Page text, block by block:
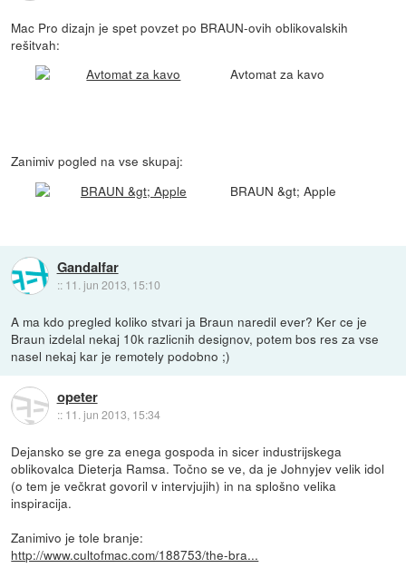
Mac Pro dizajn je spet povzet po BRAUN-ovih oblikovalskih
rešitvah:
Avtomat za kavo
Zanimiv pogled na vse skupaj:
BRAUN &gt; Apple
Gandalfar
:: 11. jun 2013, 15:10
A ma kdo pregled koliko stvari ja Braun naredil ever? Ker ce je
Braun izdelal nekaj 10k razlicnih designov, potem bos res za vse
nasel nekaj kar je remotely podobno ;)
opeter
:: 11. jun 2013, 15:34
Dejansko se gre za enega gospoda in sicer industrijskega
oblikovalca Dieterja Ramsa. Točno se ve, da je Johnyjev velik idol
(o tem je večkrat govoril v intervjujih) in na splošno velika
inspiracija.
Zanimivo je tole branje:
http://www.cultofmac.com/188753/the-bra...